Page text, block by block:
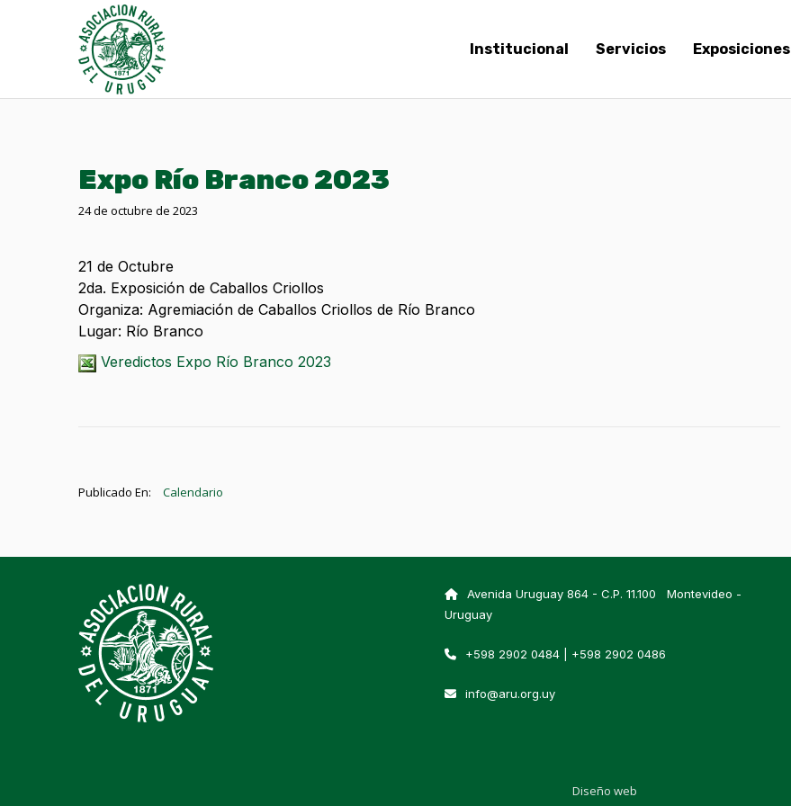
Institucional Servicios Exposiciones
Expo Río Branco 2023
24 de octubre de 2023
21 de Octubre
2da. Exposición de Caballos Criollos
Organiza: Agremiación de Caballos Criollos de Río Branco
Lugar: Río Branco
Veredictos Expo Río Branco 2023
Publicado En: Calendario
Avenida Uruguay 864 - C.P. 11.100 Montevideo -
Uruguay
+598 2902 0484 | +598 2902 0486
info@aru.org.uy
Diseño web